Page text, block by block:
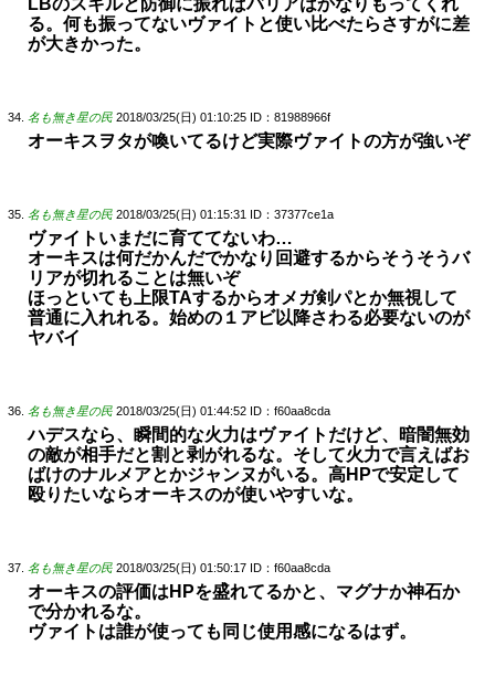
LBのスキルと防御に振ればバリアはかなりもってくれ
る。何も振ってないヴァイトと使い比べたらさすがに差
が大きかった。
名も無き星の民 2018/03/25(日) 01:10:25 ID：81988966f
オーキスヲタが喚いてるけど実際ヴァイトの方が強いぞ
名も無き星の民 2018/03/25(日) 01:15:31 ID：37377ce1a
ヴァイトいまだに育ててないわ…
オーキスは何だかんだでかなり回避するからそうそうバ
リアが切れることは無いぞ
ほっといても上限TAするからオメガ剣パとか無視して
普通に入れれる。始めの１アビ以降さわる必要ないのが
ヤバイ
名も無き星の民 2018/03/25(日) 01:44:52 ID：f60aa8cda
ハデスなら、瞬間的な火力はヴァイトだけど、暗闇無効
の敵が相手だと割と剥がれるな。そして火力で言えばお
ばけのナルメアとかジャンヌがいる。高HPで安定して
殴りたいならオーキスのが使いやすいな。
名も無き星の民 2018/03/25(日) 01:50:17 ID：f60aa8cda
オーキスの評価はHPを盛れてるかと、マグナか神石か
で分かれるな。
ヴァイトは誰が使っても同じ使用感になるはず。